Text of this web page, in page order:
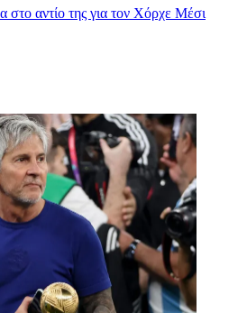
αντίο της για τον Χόρχε Μέσι